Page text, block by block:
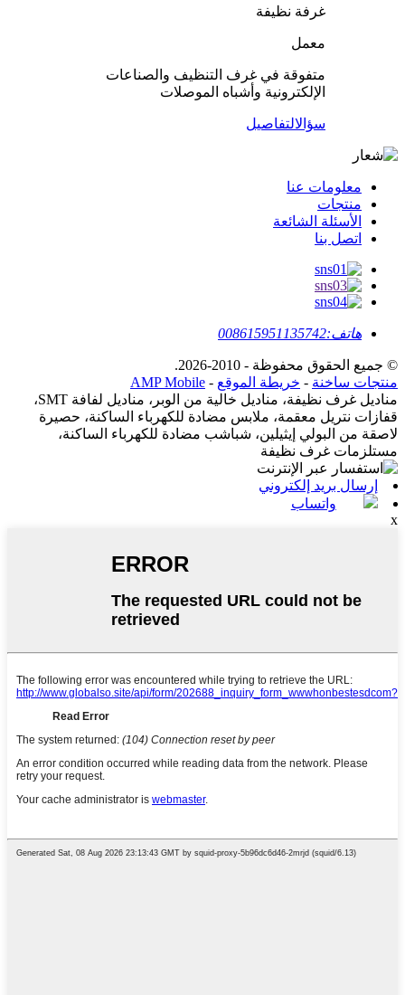
غرفة نظيفة
معمل
متفوقة في غرف التنظيف والصناعات
الإلكترونية وأشباه الموصلات
سؤالالتفاصيل
معلومات عنا
منتجات
الأسئلة الشائعة
اتصل بنا
هاتف:008615951135742
© جميع الحقوق محفوظة - 2010-2026.
منتجات ساخنة - خريطة الموقع -
AMP Mobile
مناديل غرف نظيفة، مناديل خالية من الوبر، مناديل لفافة SMT،
قفازات نتريل معقمة، ملابس مضادة للكهرباء الساكنة، حصيرة
لاصقة من البولي إيثيلين، شباشب مضادة للكهرباء الساكنة،
مستلزمات غرف نظيفة
إرسال بريد إلكتروني
واتساب
x